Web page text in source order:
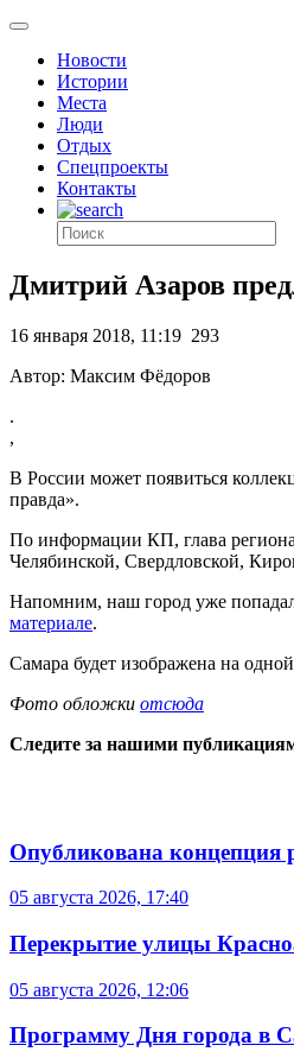
Новости
Истории
Места
Люди
Отдых
Спецпроекты
Контакты
Дмитрий Азаров
16 января 2018, 11:19 293
Автор: Максим Фёдоров
.
,
В России может появиться
правда».
По информации КП, глава
Челябинской, Свердловской,
Напомним, наш город уже
материале.
Самара будет изображена на
Фото обложки отсюда
Следите за нашими
Опубликована концепция
05 августа 2026, 17:40
Перекрытие улицы
05 августа 2026, 12:06
Программу Дня города в